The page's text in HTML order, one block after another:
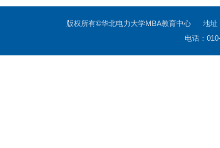
版权所有©华北电力大学MBA教育中心 地址
电话：